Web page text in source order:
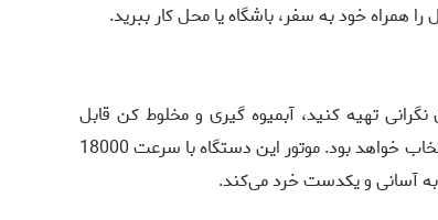
خود به سفر، باشگاه یا محل کار ببرید.
تهیه کنید، آبمیوه گیری و مخلوط کن قابل
حمل مدل ZHENMI 1000ML ZMGZ-J15 بهترین انتخاب خواهد بود. موتور این دستگاه با سرعت 18000
به ‌آسانی و یکدست خرد می‌کند.